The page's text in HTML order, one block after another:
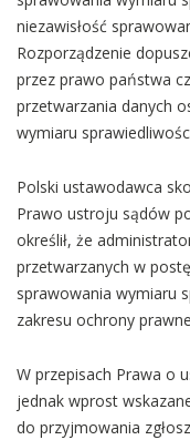
niezawisłość
Rozporządzenie
przez prawo państwa
przetwarzania danych
wymiaru
Polski ustawodawca
Prawo ustroju sądów
określił, że
przetwarzanych w
sprawowania wymiaru
zakresu ochrony
W przepisach Prawa o
jednak wprost
do przyjmowania